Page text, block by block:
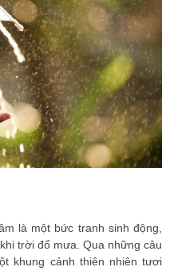
là một bức tranh sinh động,
trời đổ mưa. Qua những câu
khung cảnh thiên nhiên tươi